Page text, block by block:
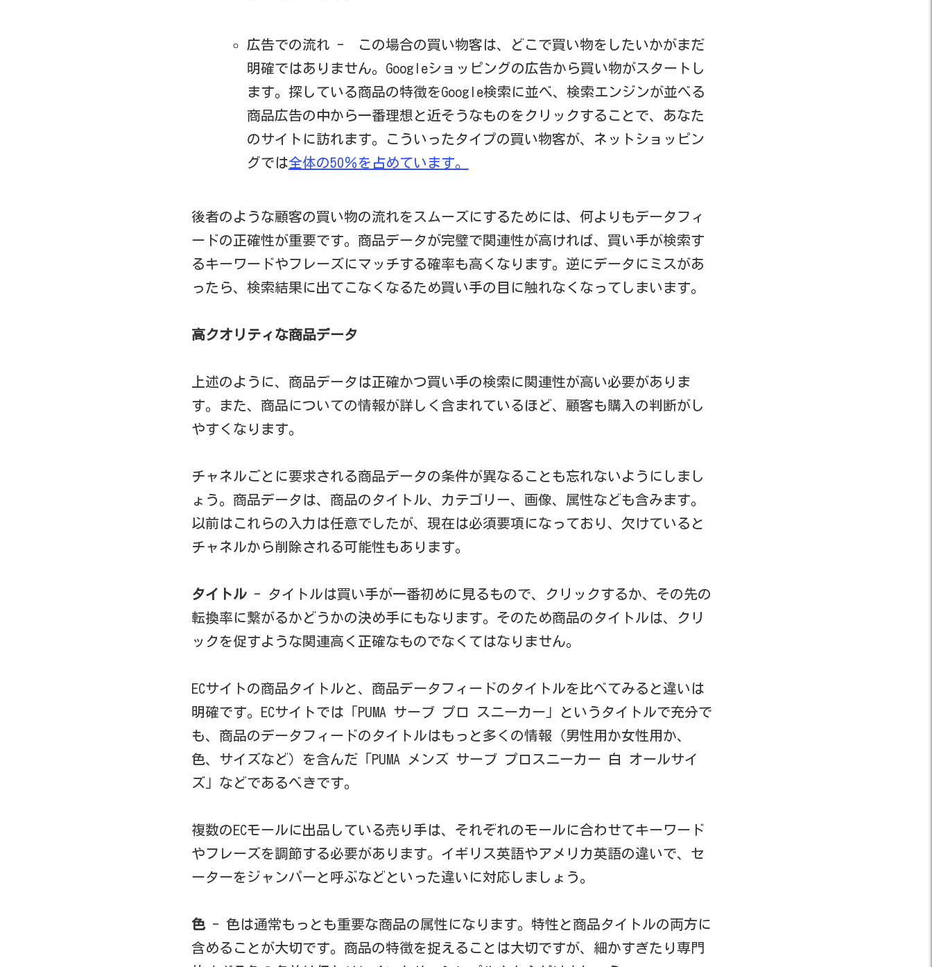
広告での流れ - この場合の買い物客は、どこで買い物をしたいかがまだ
明確ではありません。Googleショッピングの広告から買い物がスタートし
ます。探している商品の特徴をGoogle検索に並べ、検索エンジンが並べる
商品広告の中から一番理想と近そうなものをクリックすることで、あなた
のサイトに訪れます。こういったタイプの買い物客が、ネットショッピン
グでは全体の50％を占めています。
後者のような顧客の買い物の流れをスムーズにするためには、何よりもデータフィ
ードの正確性が重要です。商品データが完璧で関連性が高ければ、買い手が検索す
るキーワードやフレーズにマッチする確率も高くなります。逆にデータにミスがあ
ったら、検索結果に出てこなくなるため買い手の目に触れなくなってしまいます。
高クオリティな商品データ
上述のように、商品データは正確かつ買い手の検索に関連性が高い必要がありま
す。また、商品についての情報が詳しく含まれているほど、顧客も購入の判断がし
やすくなります。
チャネルごとに要求される商品データの条件が異なることも忘れないようにしまし
ょう。商品データは、商品のタイトル、カテゴリー、画像、属性なども含みます。
以前はこれらの入力は任意でしたが、現在は必須要項になっており、欠けていると
チャネルから削除される可能性もあります。
タイトル- タイトルは買い手が一番初めに見るもので、クリックするか、その先の
転換率に繋がるかどうかの決め手にもなります。そのため商品のタイトルは、クリ
ックを促すような関連高く正確なものでなくてはなりません。
ECサイトの商品タイトルと、商品データフィードのタイトルを比べてみると違いは
明確です。ECサイトでは「PUMA サーブ プロ スニーカー」というタイトルで充分で
も、商品のデータフィードのタイトルはもっと多くの情報（男性用か女性用か、
色、サイズなど）を含んだ「PUMA メンズ サーブ プロスニーカー 白 オールサイ
ズ」などであるべきです。
複数のECモールに出品している売り手は、それぞれのモールに合わせてキーワード
やフレーズを調節する必要があります。イギリス英語やアメリカ英語の違いで、セ
ーターをジャンパーと呼ぶなどといった違いに対応しましょう。
色 - 色は通常もっとも重要な商品の属性になります。特性と商品タイトルの両方に
含めることが大切です。商品の特徴を捉えることは大切ですが、細かすぎたり専門